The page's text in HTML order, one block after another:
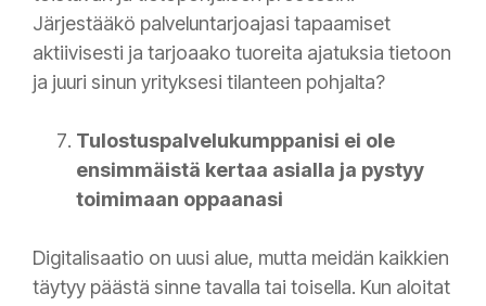
Järjestääkö palveluntarjoajasi tapaamiset
aktiivisesti ja tarjoaako tuoreita ajatuksia tietoon
ja juuri sinun yrityksesi tilanteen pohjalta?
Tulostuspalvelukumppanisi ei ole
ensimmäistä kertaa asialla ja pystyy
toimimaan oppaanasi
Digitalisaatio on uusi alue, mutta meidän kaikkien
täytyy päästä sinne tavalla tai toisella. Kun aloitat